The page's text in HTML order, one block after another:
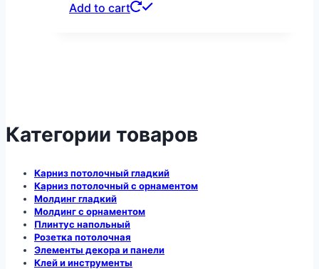
Add to cart
Категории товаров
Карниз потолочный гладкий
Карниз потолочный с орнаментом
Молдинг гладкий
Молдинг с орнаментом
Плинтус напольный
Розетка потолочная
Элементы декора и панели
Клей и инструменты